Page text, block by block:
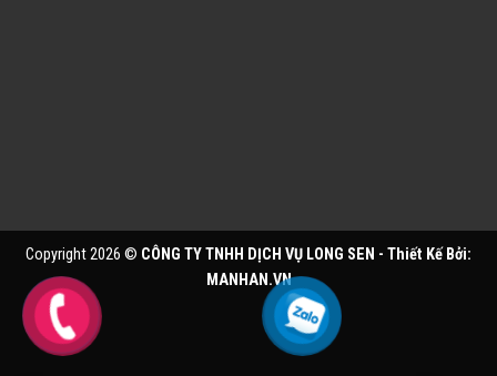
Copyright 2026 © CÔNG TY TNHH DỊCH VỤ LONG SEN - Thiết Kế Bởi:
MANHAN.VN